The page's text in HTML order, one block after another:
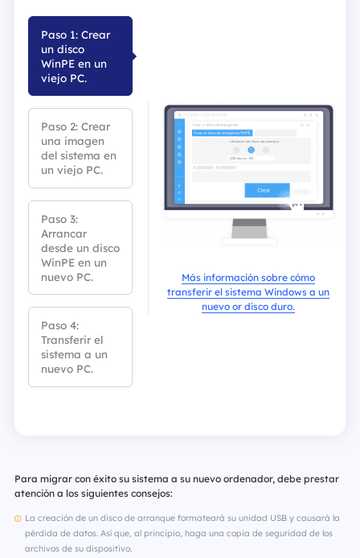
Paso 1: Crear
un disco
WinPE en un
viejo PC.
Paso 2: Crear
una imagen
del sistema en
un viejo PC.
Paso 3:
Arrancar
desde un disco
WinPE en un
nuevo PC.
Paso 4:
Transferir el
sistema a un
nuevo PC.
Más información sobre cómo
transferir el sistema Windows a un
nuevo or disco duro.
Para migrar con éxito su sistema a su nuevo ordenador, debe prestar
atención a los siguientes consejos:
La creación de un disco de arranque formateará su unidad USB y causará la
pérdida de datos. Así que, al principio, haga una copia de seguridad de los
archivos de su dispositivo.